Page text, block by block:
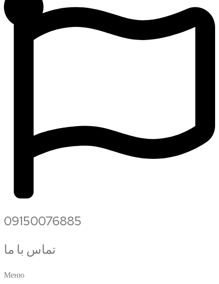
09150076885
تماس با ما
Меню